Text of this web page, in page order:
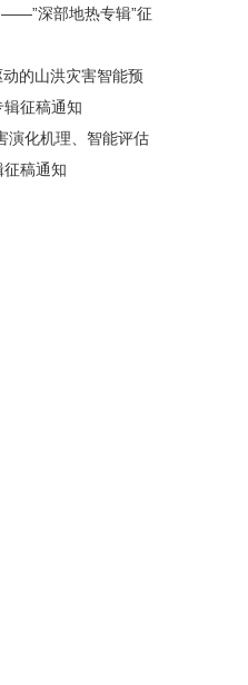
深部地热专辑”征
的山洪灾害智能预
辑征稿通知
演化机理、智能评估
征稿通知